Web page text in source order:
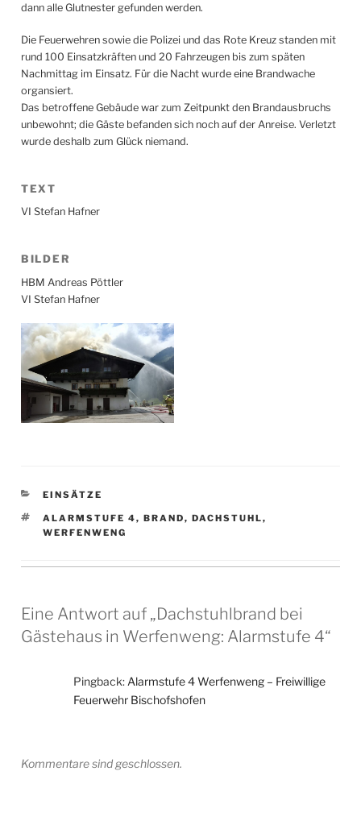
dann alle Glutnester gefunden werden.
Die Feuerwehren sowie die Polizei und das Rote Kreuz standen mit
rund 100 Einsatzkräften und 20 Fahrzeugen bis zum späten
Nachmittag im Einsatz. Für die Nacht wurde eine Brandwache
organsiert.
Das betroffene Gebäude war zum Zeitpunkt den Brandausbruchs
unbewohnt; die Gäste befanden sich noch auf der Anreise. Verletzt
wurde deshalb zum Glück niemand.
TEXT
VI Stefan Hafner
BILDER
HBM Andreas Pöttler
VI Stefan Hafner
KATEGORIEN
EINSÄTZE
SCHLAGWÖRTER
ALARMSTUFE 4,BRAND,DACHSTUHL,
WERFENWENG
Eine Antwort auf „Dachstuhlbrand bei
Gästehaus in Werfenweng: Alarmstufe 4“
Pingback:Alarmstufe 4 Werfenweng – Freiwillige
Feuerwehr Bischofshofen
Kommentare sind geschlossen.